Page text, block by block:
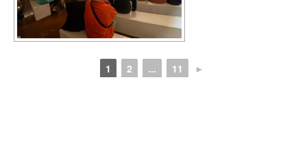
1 2 ... 11 ►